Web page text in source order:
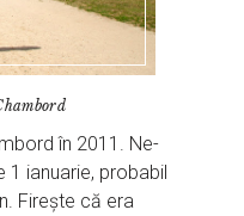
în 2011. Ne-
ianuarie, probabil
Firește că era